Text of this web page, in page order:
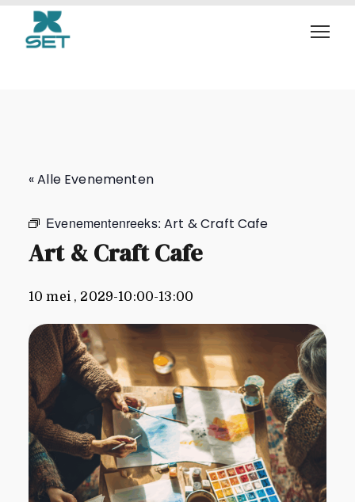
Art & Craft Cafe
« Alle Evenementen
Evenementenreeks:Art & Craft Cafe
Art & Craft Cafe
10 mei , 2029-10:00-13:00